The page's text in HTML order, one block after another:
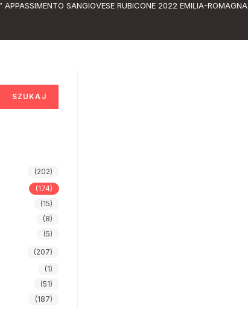
APPASSIMENTO SANGIOVESE RUBICONE 2022 EMILIA-ROMAGNA
SZUKAJ
(202)
(174)
(15)
(8)
(5)
(207)
(1)
(51)
(187)